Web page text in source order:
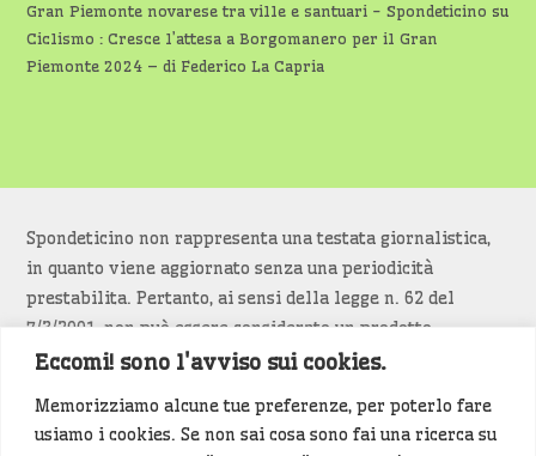
Eccomi! sono l'avviso sui cookies.
Memorizziamo alcune tue preferenze, per poterlo fare
usiamo i cookies. Se non sai cosa sono fai una ricerca su
Gran Piemonte novarese tra ville e santuari - Spondeticino su
Ciclismo : Cresce l’attesa a Borgomanero per il Gran
Piemonte 2024 – di Federico La Capria
Spondeticino non rappresenta una testata giornalistica,
in quanto viene aggiornato senza una periodicità
prestabilita. Pertanto, ai sensi della legge n. 62 del
7/3/2001, non può essere considerato un prodotto
editoriale.
Siamo attenti a non violare copyright e diritti
d’immagine. Se un contenuto è di tua proprietà e vuoi